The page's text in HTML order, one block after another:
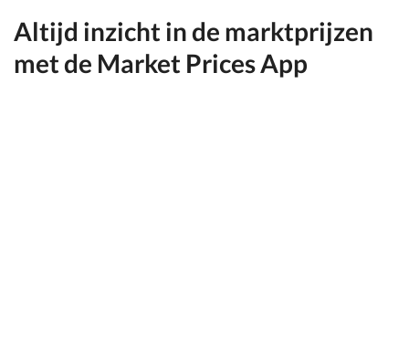
Altijd inzicht in de marktprijzen
met de Market Prices App